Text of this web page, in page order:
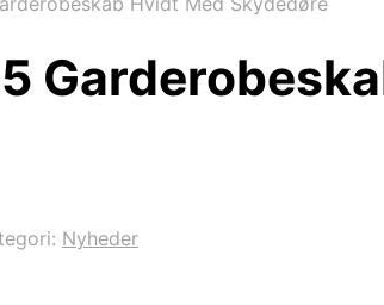
Nyheder